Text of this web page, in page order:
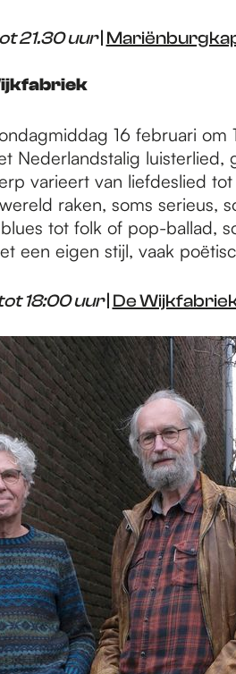
21.30 uur
16 februari om
Nederlandstalig luisterlied,
varieert van liefdeslied
raken, soms serieus,
tot folk of pop-ballad,
een eigen stijl, vaak
18:00 uur De